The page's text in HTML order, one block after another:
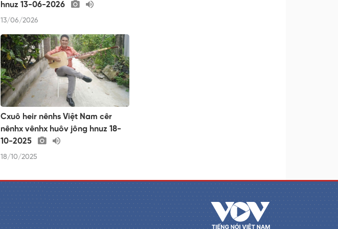
hnuz 13-06-2026
13/06/2026
Cxuô heir nênhs Việt Nam cêr
nênhx vênhx huôv jông hnuz 18-
10-2025
18/10/2025